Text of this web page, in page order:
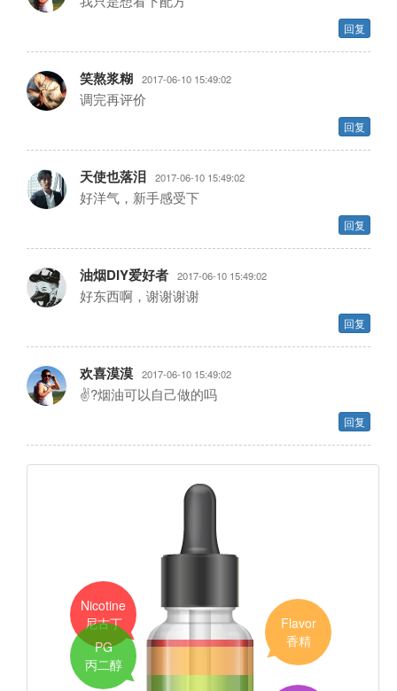
回复
笑熬浆糊 2017-06-10 15:49:02
调完再评价
回复
天使也落泪 2017-06-10 15:49:02
好洋气，新手感受下
回复
油烟DIY爱好者 2017-06-10 15:49:02
好东西啊，谢谢谢谢
回复
欢喜漠漠 2017-06-10 15:49:02
✌?烟油可以自己做的吗
回复
Nicotine
尼古丁
Flavor
香精
PG
丙二醇